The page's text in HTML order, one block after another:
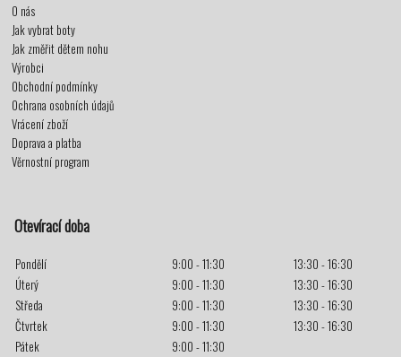
O nás
Jak vybrat boty
Jak změřit dětem nohu
Výrobci
Obchodní podmínky
Ochrana osobních údajů
Vrácení zboží
Doprava a platba
Věrnostní program
Otevírací doba
Pondělí 9:00 - 11:30
13:30 - 16:30
Úterý
9:00 - 11:30
13:30 - 16:30
Středa
9:00 - 11:30
13:30 - 16:30
Čtvrtek
9:00 - 11:30
13:30 - 16:30
Pátek
9:00 - 11:30